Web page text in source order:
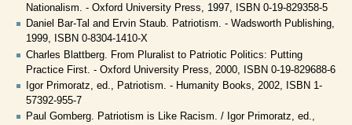
Nationalism. - Oxford University Press, 1997, ISBN 0-19-829358-5
Daniel Bar-Tal and Ervin Staub. Patriotism. - Wadsworth Publishing,
1999, ISBN 0-8304-1410-X
Charles Blattberg. From Pluralist to Patriotic Politics: Putting
Practice First. - Oxford University Press, 2000, ISBN 0-19-829688-6
Igor Primoratz, ed., Patriotism. - Humanity Books, 2002, ISBN 1-
57392-955-7
Paul Gomberg. Patriotism is Like Racism. / Igor Primoratz, ed.,